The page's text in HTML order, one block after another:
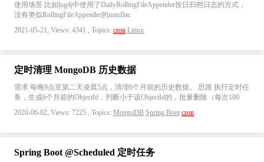
使用场景 比如log4j中使用了DailyRollingFileAppender按日归档日志的方式，
没有类似RollingFileAppender的maxBac
2021-05-21, Views: 4341 , Topics: cron Linux
定时清理 MongoDB 历史数据
需求 每晚9点至第二天凌晨5点，清理6个月前的历史数据。 思路 执行定时任
务，生成6个月前的ObjectId，判断小于该ObjectId的，批量删除（每次100
2020-06-02, Views: 7225 , Topics: MongoDB Spring Boot cron
Spring Boot @Scheduled 定时任务